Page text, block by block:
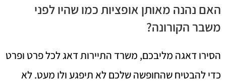
האם נהנה מאותן אופציות כמו שהיו לפני
משבר הקורונה?
הסירו דאגה מליבכם, משרד התיירות דאג לכל פרט ופרט
כדי להבטיח שהחופשה שלכם לא תיפגע ולו מעט. לא